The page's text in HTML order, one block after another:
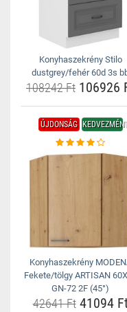
Konyhaszekrény Stilo
dustgrey/fehér 60d 3s
108242 Ft 106926
ÚJDONSÁG
Konyhaszekrény
Fekete/tölgy ARTISAN
GN-72 2F (45°)
42641 Ft41094